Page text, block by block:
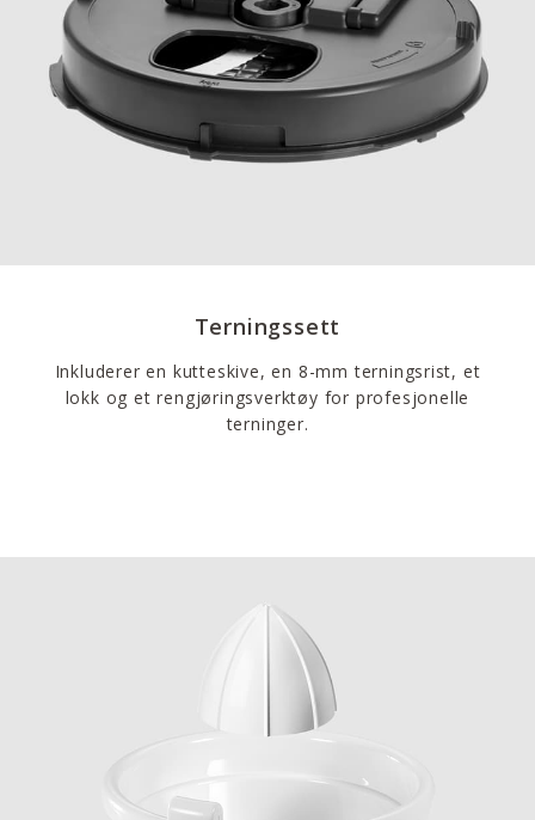
Terningssett
Inkluderer en kutteskive, en 8-mm terningsrist, et
lokk og et rengjøringsverktøy for profesjonelle
terninger.